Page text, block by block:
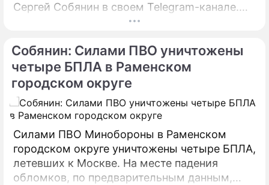
Сергей Собянин в своем Telegram-канале.
БПЛА уничтожены в городских округах
Собянин: Силами ПВО уничтожены
четыре БПЛА в Раменском
городском округе
Силами ПВО Минобороны в Раменском
городском округе уничтожены четыре БПЛА,
летевших к Москве. На месте падения
обломков, по предварительным данным,